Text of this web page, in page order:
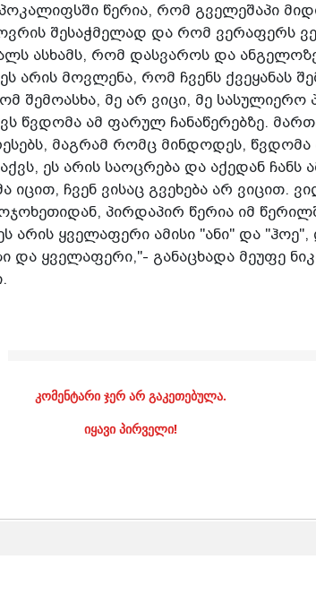
წერია, რომ გველეშაპი
შესაჭმელად და რომ ვერაფერს
ასხამს, რომ დასვაროს და
არის მოვლენა, რომ ჩვენს ქვეყანას
შემოასხა, მე არ ვიცი, მე სასულიერო
წვდომა ამ ფარულ ჩანაწერებზე.
მაგრამ რომც მინდოდეს, წვდომა
ეს არის საოცრება და აქედან ჩანს
იცით, ჩვენ ვისაც გვეხება არ ვიცით.
პირდაპირ წერია იმ
არის ყველაფერი ამისი "ანი" და "ჰოე",
და ყველაფერი,"- განაცხადა მეუფე
კომენტარი ჯერ არ გაკეთებულა.
იყავი პირველი!